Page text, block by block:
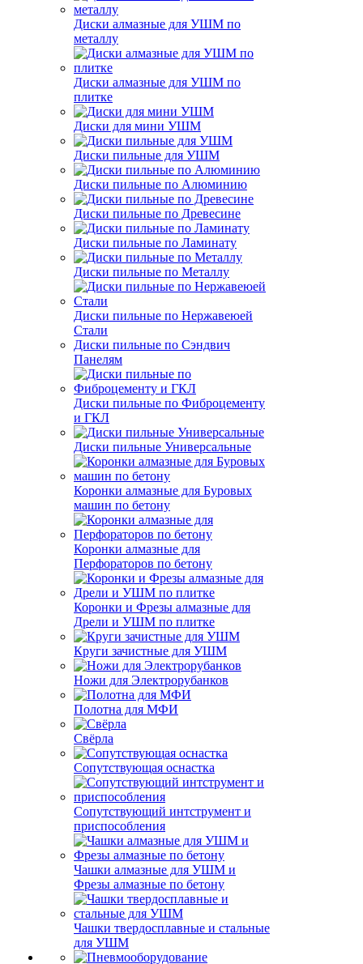
Диски алмазные для УШМ по
металлу
Диски алмазные для УШМ по
плитке
Диски для мини УШМ
Диски пильные для УШМ
Диски пильные по Алюминию
Диски пильные по Древесине
Диски пильные по Ламинату
Диски пильные по Металлу
Диски пильные по Нержавеюей
Стали
Диски пильные по Сэндвич
Панелям
Диски пильные по Фиброцементу
и ГКЛ
Диски пильные Универсальные
Коронки алмазные для Буровых
машин по бетону
Коронки алмазные для
Перфораторов по бетону
Коронки и Фрезы алмазные для
Дрели и УШМ по плитке
Круги зачистные для УШМ
Ножи для Электрорубанков
Полотна для МФИ
Свёрла
Сопутствующая оснастка
Сопутствующий интструмент и
приспособления
Чашки алмазные для УШМ и
Фрезы алмазные по бетону
Чашки твердосплавные и стальные
для УШМ